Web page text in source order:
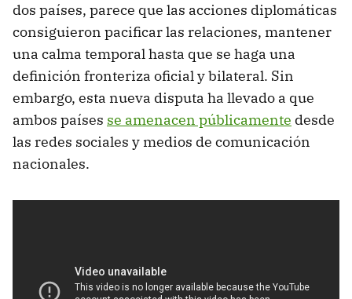
dos países, parece que las acciones diplomáticas
consiguieron pacificar las relaciones, mantener
una calma temporal hasta que se haga una
definición fronteriza oficial y bilateral. Sin
embargo, esta nueva disputa ha llevado a que
ambos países se amenacen públicamente desde
las redes sociales y medios de comunicación
nacionales.